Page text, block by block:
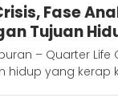
Fase
Tujuan
– Quarter Life
hidup yang kerap